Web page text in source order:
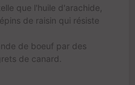
que l'huile d'arachide,
de raisin qui résiste
de boeuf par des
de canard.